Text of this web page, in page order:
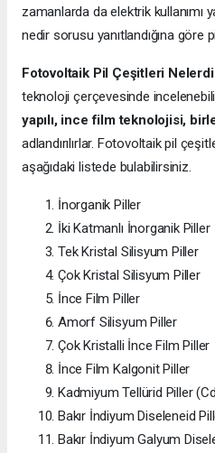
zamanlarda da elektrik kullanımı
nedir sorusu yanıtlandığına
Fotovoltaik Pil Çeşitleri
teknoloji çerçevesinde
yapılı, ince film teknolojisi,
adlandırılırlar. Fotovoltaik pil
aşağıdaki listede bulabilirsiniz.
İnorganik Piller
İki Katmanlı İnorganik Piller
Tek Kristal Silisyum Piller
Çok Kristal Silisyum Piller
İnce Film Piller
Amorf Silisyum Piller
Çok Kristalli İnce Film Piller
İnce Film Kalgonit Piller
Kadmiyum Tellürid Piller
Bakır İndiyum Diseleneid
Bakır İndiyum Galyum